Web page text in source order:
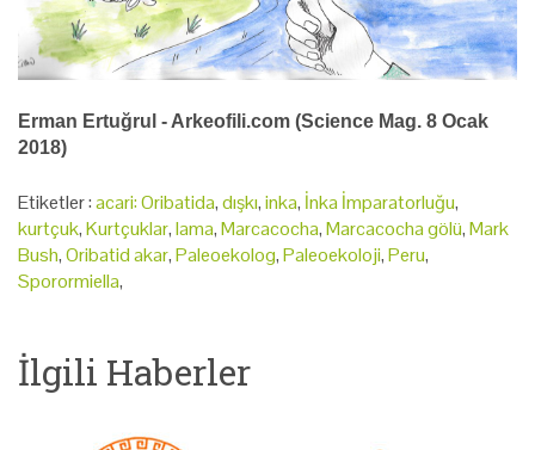
Erman Ertuğrul - Arkeofili.com (Science Mag. 8 Ocak
2018)
Etiketler :acari: Oribatida,dışkı,inka, İnka İmparatorluğu,
kurtçuk,Kurtçuklar,lama,Marcacocha,Marcacocha gölü,Mark
Bush,Oribatid akar,Paleoekolog,Paleoekoloji,Peru,
Sporormiella,
İlgili Haberler